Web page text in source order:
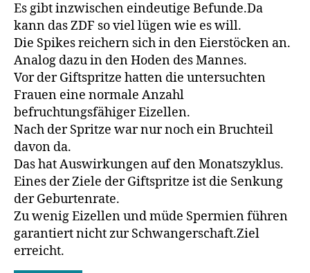
Es gibt inzwischen eindeutige Befunde.Da
kann das ZDF so viel lügen wie es will.
Die Spikes reichern sich in den Eierstöcken an.
Analog dazu in den Hoden des Mannes.
Vor der Giftspritze hatten die untersuchten
Frauen eine normale Anzahl
befruchtungsfähiger Eizellen.
Nach der Spritze war nur noch ein Bruchteil
davon da.
Das hat Auswirkungen auf den Monatszyklus.
Eines der Ziele der Giftspritze ist die Senkung
der Geburtenrate.
Zu wenig Eizellen und müde Spermien führen
garantiert nicht zur Schwangerschaft.Ziel
erreicht.